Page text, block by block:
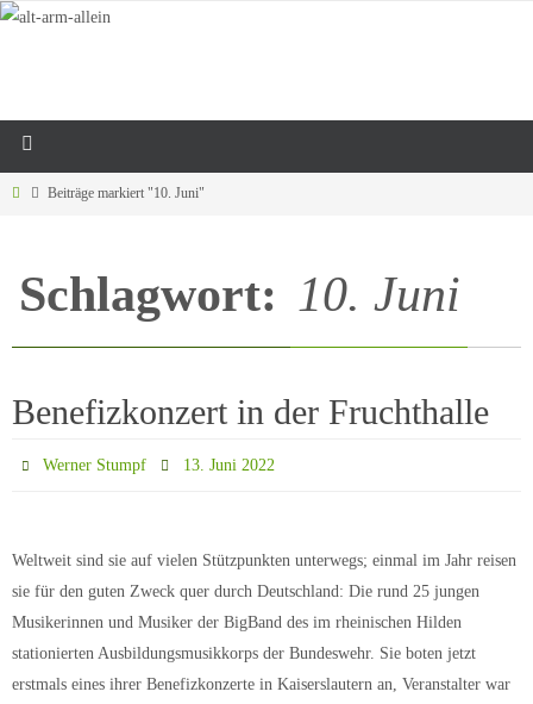
Beiträge markiert "10. Juni"
Schlagwort: 10. Juni
Benefizkonzert in der Fruchthalle
Werner Stumpf 13. Juni 2022
Weltweit sind sie auf vielen Stützpunkten unterwegs; einmal im Jahr reisen
sie für den guten Zweck quer durch Deutschland: Die rund 25 jungen
Musikerinnen und Musiker der BigBand des im rheinischen Hilden
stationierten Ausbildungsmusikkorps der Bundeswehr. Sie boten jetzt
erstmals eines ihrer Benefizkonzerte in Kaiserslautern an, Veranstalter war